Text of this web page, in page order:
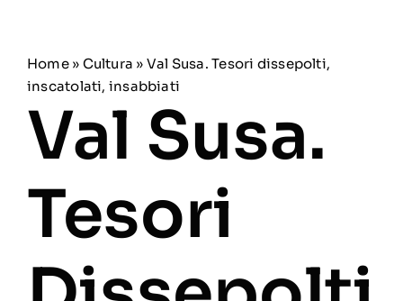
Home » Cultura » Val Susa. Tesori dissepolti,
inscatolati, insabbiati
Val Susa.
Tesori